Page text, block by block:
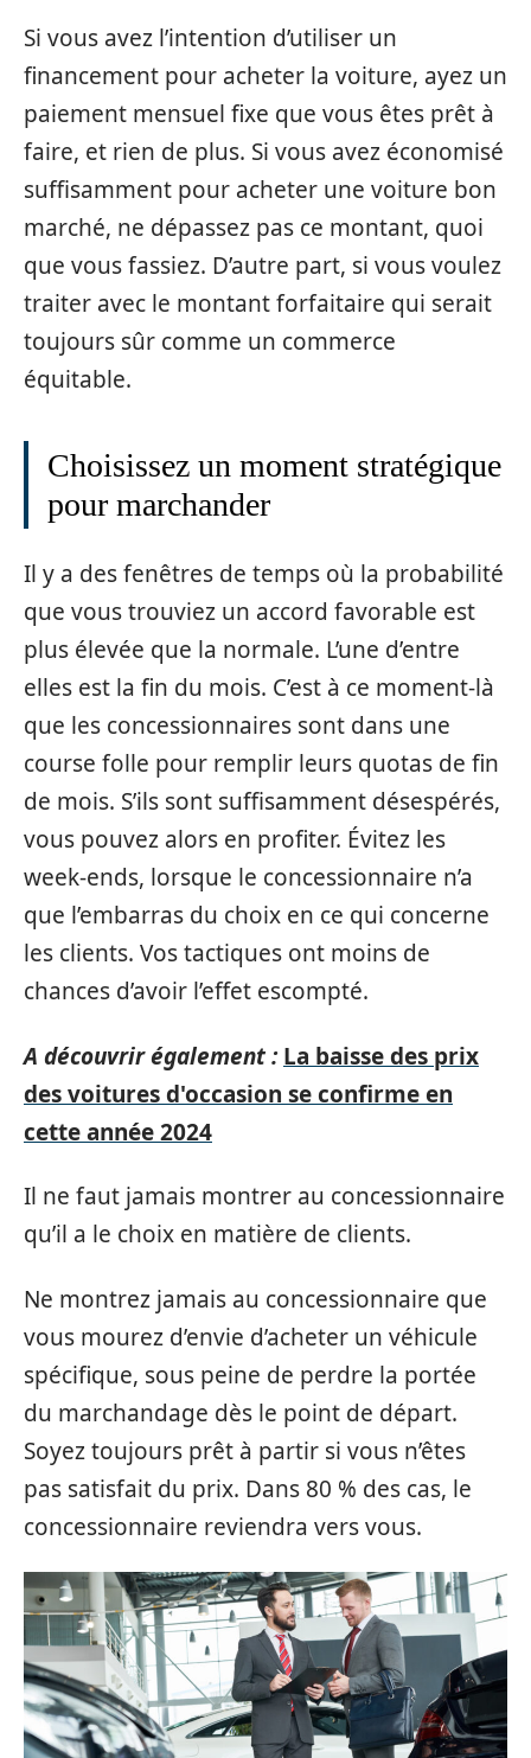
Si vous avez l’intention d’utiliser un
financement pour acheter la voiture, ayez un
paiement mensuel fixe que vous êtes prêt à
faire, et rien de plus. Si vous avez économisé
suffisamment pour acheter une voiture bon
marché, ne dépassez pas ce montant, quoi
que vous fassiez. D’autre part, si vous voulez
traiter avec le montant forfaitaire qui serait
toujours sûr comme un commerce
équitable.
Choisissez un moment stratégique
pour marchander
Il y a des fenêtres de temps où la probabilité
que vous trouviez un accord favorable est
plus élevée que la normale. L’une d’entre
elles est la fin du mois. C’est à ce moment-là
que les concessionnaires sont dans une
course folle pour remplir leurs quotas de fin
de mois. S’ils sont suffisamment désespérés,
vous pouvez alors en profiter. Évitez les
week-ends, lorsque le concessionnaire n’a
que l’embarras du choix en ce qui concerne
les clients. Vos tactiques ont moins de
chances d’avoir l’effet escompté.
A découvrir également : La baisse des prix
des voitures d'occasion se confirme en
cette année 2024
Il ne faut jamais montrer au concessionnaire
qu’il a le choix en matière de clients.
Ne montrez jamais au concessionnaire que
vous mourez d’envie d’acheter un véhicule
spécifique, sous peine de perdre la portée
du marchandage dès le point de départ.
Soyez toujours prêt à partir si vous n’êtes
pas satisfait du prix. Dans 80 % des cas, le
concessionnaire reviendra vers vous.